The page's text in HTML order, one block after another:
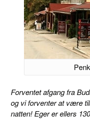
Forventet afgang fra
og vi forventer at være
natten! Eger er ellers